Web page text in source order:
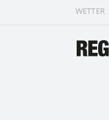
WETTER